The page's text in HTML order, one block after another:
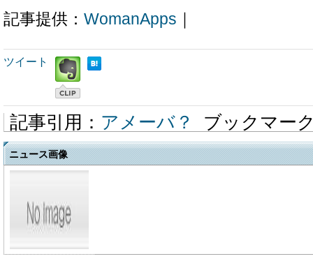
記事提供： WomanApps
ツイート
記事引用： アメーバ？ ブックマー
ニュース画像